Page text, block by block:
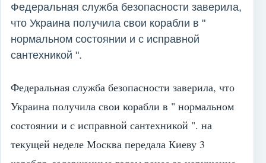
Федеральная служба безопасности заверила,
что Украина получила свои корабли в "
нормальном состоянии и с исправной
сантехникой ".
Федеральная служба безопасности заверила, что
Украина получила свои корабли в " нормальном
состоянии и с исправной сантехникой ". на
текущей неделе Москва передала Киеву 3